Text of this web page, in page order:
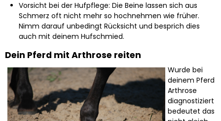
Vorsicht bei der Hufpflege: Die Beine lassen sich aus
Schmerz oft nicht mehr so hochnehmen wie früher.
Nimm darauf unbedingt Rücksicht und besprich dies
auch mit deinem Hufschmied.
Dein Pferd mit Arthrose reiten
Wurde bei
deinem Pferd
Arthrose
diagnostiziert
bedeutet das